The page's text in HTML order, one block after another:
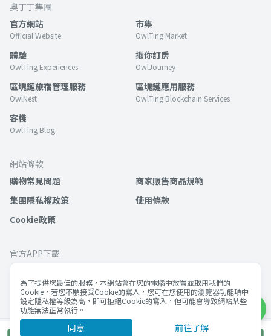
奧丁丁集團
官方網站
Official Website
市集
OwlTing Market
體驗
OwlTing Experiences
揪你訂房
OwlJourney
區塊鏈旅宿管理服務
OwlNest
區塊鏈應用服務
OwlTing Blockchain Services
客棧
OwlTing Blog
網站條款
購物常見問題
商家販售商品規範
集團隱私權政策
使用條款
Cookie政策
官方APP下載
©歐簿客科技股份有限公司 版權所有
為了提供您最佳的服務，本網站會在您的電腦中放置並取用我們的
Cookie，若您不願接受Cookie的寫入，您可在您使用的瀏覽器功能項中
設定隱私權等級為高，即可拒絕Cookie的寫入，但可能會導致網站某些
功能無法正常執行。
同意 前往了解